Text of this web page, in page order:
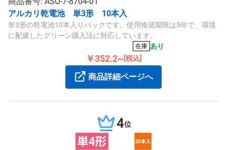
アルカリ乾電池 単3形 10本入
単3形の乾電池10本入りパックです。使用推奨期限は5年で、環境
に配慮したグリーン購入法に対応しています。
在庫 あり
￥352.2~ [税込]
商品詳細ページへ
4位